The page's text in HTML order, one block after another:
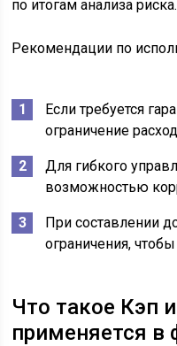
по итогам анализа риска.
Рекомендации по
Если требуется
ограничение
Для гибкого
возможностью
При составлении
ограничения,
Что такое Кэп
применяется в